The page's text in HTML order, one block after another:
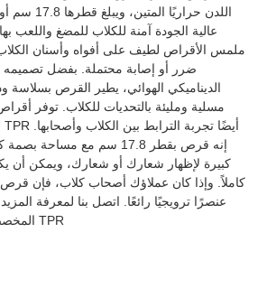
اللدن
ملمس الأقراص لطيف على أفواه وأسنان
ضرر أو إصابة محتملة. بفضل
الديناميكي الهوائي، يطير القرص بسلاسة
مسلية ومليئة بالتحديات للكلاب. توفر
إنه قرص بقطر 17.8 سم مع
كبيرة لإظهار شعارك أو شعارك، ويمكن أن
كاملاً. وإذا كان عملاؤك أصحاب كلاب، فإن
عنصرًا ترويجيًا رائعًا. اتصل بنا لمعرفة
المخصصة للحيوانات الأليفة TPR